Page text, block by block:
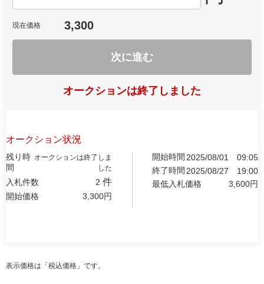
現在価格 3,300
次に進む
オークションは終了しました
オークション状況
残り時
間
オークションは終了しま
した
入札件数 2 件
開始価格 3,300円
開始時間 2025/08/01
09:05
終了時間 2025/08/27
19:00
最低入札価格
3,600円
表示価格は「税込価格」です。